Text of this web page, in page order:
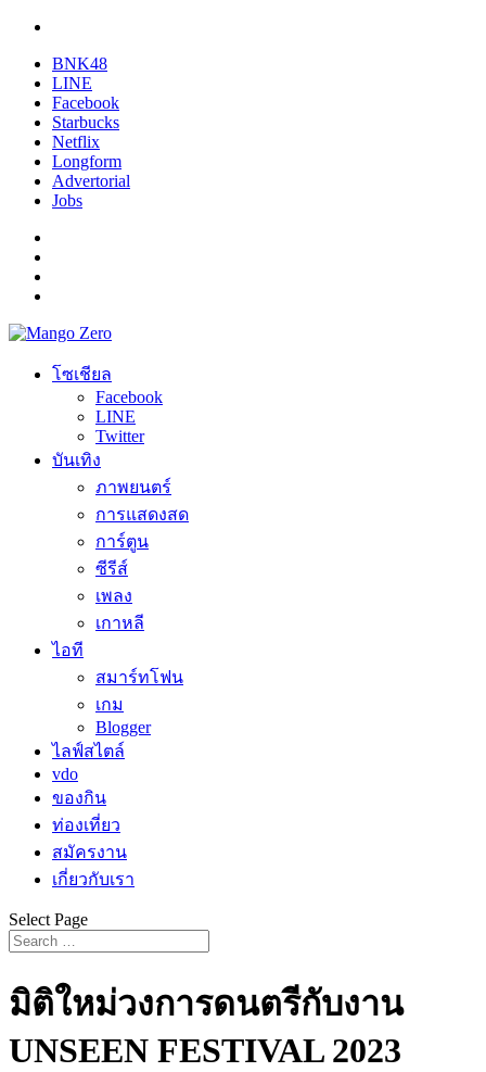
BNK48
LINE
Facebook
Starbucks
Netflix
Longform
Advertorial
Jobs
โซเชียล
Facebook
LINE
Twitter
บันเทิง
ภาพยนตร์
การแสดงสด
การ์ตูน
ซีรีส์
เพลง
เกาหลี
ไอที
สมาร์ทโฟน
เกม
Blogger
ไลฟ์สไตล์
vdo
ของกิน
ท่องเที่ยว
สมัครงาน
เกี่ยวกับเรา
Select Page
มิติใหม่วงการดนตรีกับงาน
UNSEEN FESTIVAL 2023